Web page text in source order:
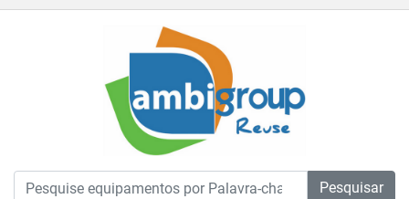
Pesquisar